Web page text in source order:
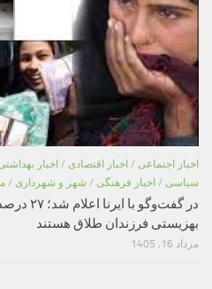
اخبار اجتماعی / اخبار اقتصادی / اخبار
سیاسی / اخبار فرهنگی / شهر و شهرداری /
در
بهزیستی فرزندان طلاق هستند
مرداد 16, 1405